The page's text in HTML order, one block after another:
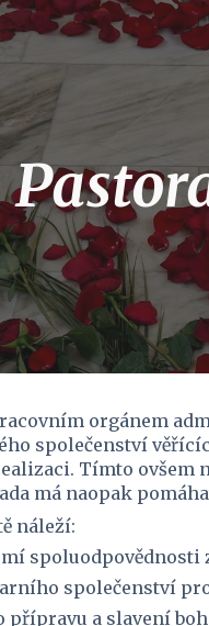
Skip to main
orgánem
společenství
Tímto
má naopak
náleží:
společenství
přípravu a slavení